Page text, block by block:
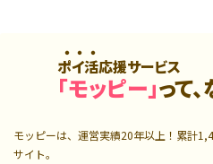
ポイ活応援サービス
「モッピー」って
モッピーは、運営実績20年以上！累計
サイト。